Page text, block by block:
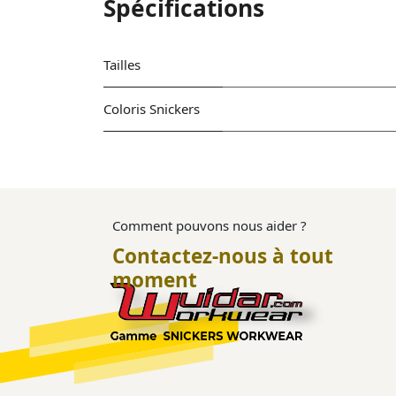
Spécifications
Tailles
Coloris Snickers
Comment pouvons nous aider ?
Contactez-nous à tout
moment